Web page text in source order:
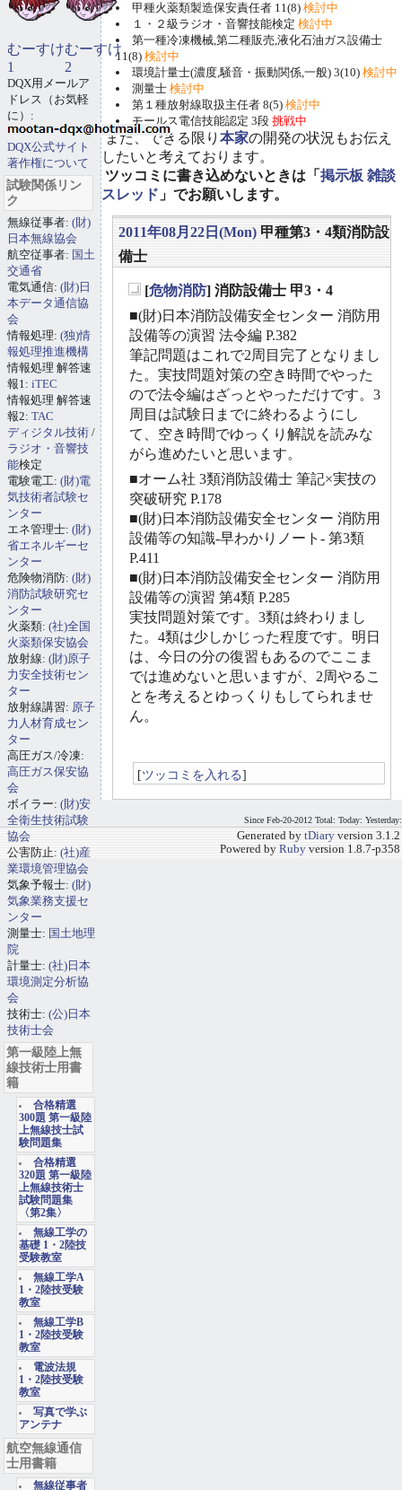
甲種火薬類製造保安責任者 11(8) 検討中
１・２級ラジオ・音響技能検定 検討中
第一種冷凍機械,第二種販売,液化石油ガス設備士
11(8) 検討中
環境計量士(濃度,騒音・振動関係,一般) 3(10) 検討中
測量士 検討中
第１種放射線取扱主任者 8(5) 検討中
モールス電信技能認定 3段 挑戦中
また、できる限り 本家の開発の状況もお伝え
したいと考えております。
ツッコミに書き込めないときは「 掲示板 雑談
スレッド 」でお願いします。
2011年08月22日(Mon) 甲種第3・4類消防設
備士
[危物消防] 消防設備士 甲3・4
■(財)日本消防設備安全センター 消防用
設備等の演習 法令編 P.382
筆記問題はこれで2周目完了となりまし
た。実技問題対策の空き時間でやった
ので法令編はざっとやっただけです。3
周目は試験日までに終わるようにし
て、空き時間でゆっくり解説を読みな
がら進めたいと思います。
■オーム社 3類消防設備士 筆記×実技の
突破研究 P.178
■(財)日本消防設備安全センター 消防用
設備等の知識-早わかりノート- 第3類
P.411
■(財)日本消防設備安全センター 消防用
設備等の演習 第4類 P.285
実技問題対策です。3類は終わりまし
た。4類は少しかじった程度です。明日
は、今日の分の復習もあるのでここま
では進めないと思いますが、2周やるこ
とを考えるとゆっくりもしてられませ
ん。
[ツッコミを入れる]
むーすけ
1
むーすけ
2
DQX用メールア
ドレス（お気軽
に）:
DQX公式サイト
著作権について
試験関係リン
ク
無線従事者: (財)
日本無線協会
航空従事者: 国土
交通省
電気通信: (財)日
本データ通信協
会
情報処理: (独)情
報処理推進機構
情報処理 解答速
報1: iTEC
情報処理 解答速
報2: TAC
ディジタル技術 /
ラジオ・音響技
能検定
電験電工: (財)電
気技術者試験セ
ンター
エネ管理士: (財)
省エネルギーセ
ンター
危険物消防: (財)
消防試験研究セ
ンター
火薬類: (社)全国
火薬類保安協会
放射線: (財)原子
力安全技術セン
ター
放射線講習: 原子
力人材育成セン
ター
高圧ガス/冷凍:
高圧ガス保安協
会
ボイラー: (財)安
全衛生技術試験
協会
公害防止: (社)産
業環境管理協会
気象予報士: (財)
気象業務支援セ
ンター
測量士: 国土地理
院
計量士: (社)日本
環境測定分析協
会
技術士: (公)日本
技術士会
第一級陸上無
線技術士用書
籍
合格精選
300題 第一級陸
上無線技士試
験問題集
合格精選
320題 第一級陸
上無線技術士
試験問題集
〈第2集〉
無線工学の
基礎 1・2陸技
受験教室
無線工学A
1・2陸技受験
教室
無線工学B
1・2陸技受験
教室
電波法規
1・2陸技受験
教室
写真で学ぶ
アンテナ
航空無線通信
士用書籍
無線従事者
Since Feb-20-2012 Total: Today: Yesterday:
Generated by tDiary version 3.1.2
Powered by Ruby version 1.8.7-p358